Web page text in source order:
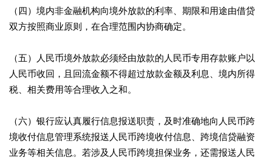
（四）境内非金融机构向境外放款的利率、期限和用途由借贷
双方按照商业原则，在合理范围内协商确定。
（五）人民币境外放款必须经由放款的人民币专用存款账户以
人民币收回，且回流金额不得超过放款金额及利息、境内所得
税、相关费用等合理收入之和。
（六）银行应认真履行信息报送职责，及时准确地向人民币跨
境收付信息管理系统报送人民币跨境收付信息、跨境信贷融资
业务等相关信息。若涉及人民币跨境担保业务，还需报送人民